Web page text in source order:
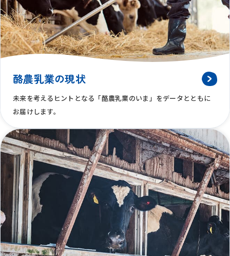
酪農乳業の現状
未来を考えるヒントとなる「酪農乳業のいま」をデータとともに
お届けします。